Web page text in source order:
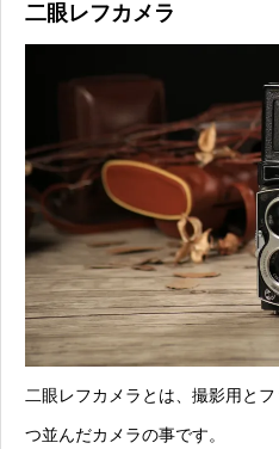
二眼レフカメラ
二眼レフカメラとは、撮影用と
つ並んだカメラの事です。